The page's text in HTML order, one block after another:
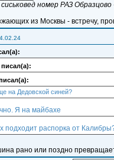
номер РАЗ
из Москвы - встречу,
на Дедовской синей?
Я на майбахе
подходит распорка от
рано или поздно